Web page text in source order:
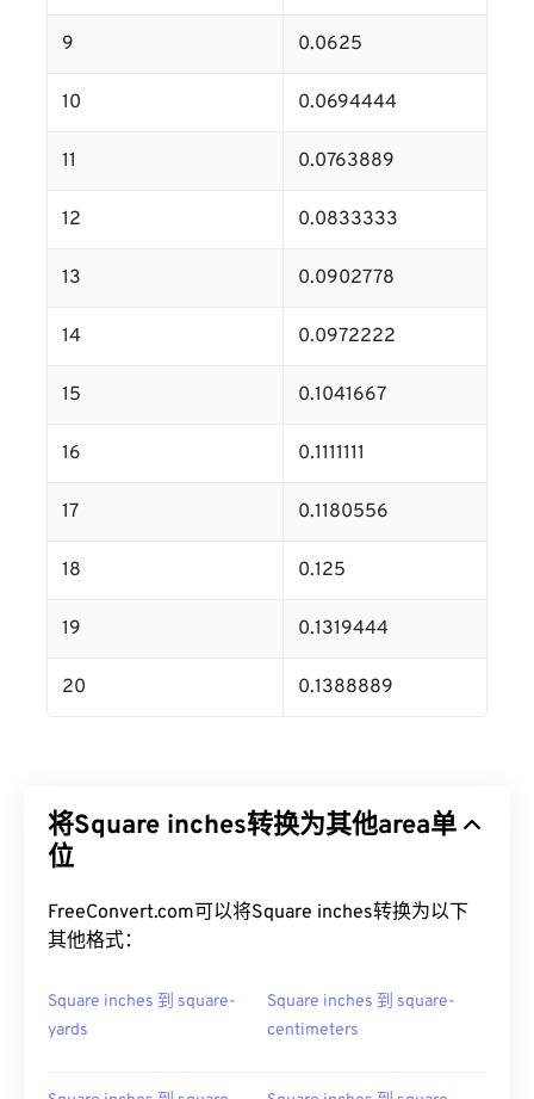
9 0.0625
10 0.0694444
11 0.0763889
12 0.0833333
13 0.0902778
14 0.0972222
15 0.1041667
16 0.1111111
17 0.1180556
18 0.125
19 0.1319444
20 0.1388889
将Square inches转换为其他area单
位
FreeConvert.com可以将Square inches转换为以下
其他格式：
Square inches 到 square-
yards
Square inches 到 square-
centimeters